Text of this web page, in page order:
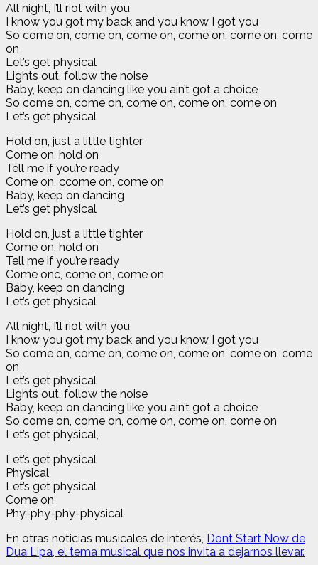
All night, I’ll riot with you
I know you got my back and you know I got you
So come on, come on, come on, come on, come on, come
on
Let’s get physical
Lights out, follow the noise
Baby, keep on dancing like you ain’t got a choice
So come on, come on, come on, come on, come on
Let’s get physical
Hold on, just a little tighter
Come on, hold on
Tell me if you’re ready
Come on, ccome on, come on
Baby, keep on dancing
Let’s get physical
Hold on, just a little tighter
Come on, hold on
Tell me if you’re ready
Come onc, come on, come on
Baby, keep on dancing
Let’s get physical
All night, I’ll riot with you
I know you got my back and you know I got you
So come on, come on, come on, come on, come on, come
on
Let’s get physical
Lights out, follow the noise
Baby, keep on dancing like you ain’t got a choice
So come on, come on, come on, come on, come on
Let’s get physical,
Let’s get physical
Physical
Let’s get physical
Come on
Phy-phy-phy-physical
En otras noticias musicales de interés, Dont Start Now de
Dua Lipa, el tema musical que nos invita a dejarnos llevar.